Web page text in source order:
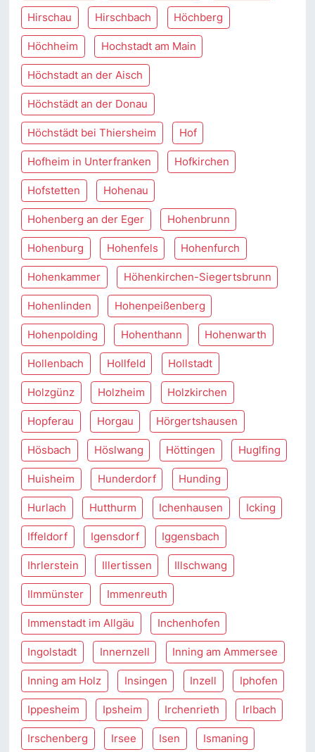
Hirschau Hirschbach Höchberg
Höchheim Hochstadt am Main
Höchstadt an der Aisch
Höchstädt an der Donau
Höchstädt bei Thiersheim Hof
Hofheim in Unterfranken Hofkirchen
Hofstetten Hohenau
Hohenberg an der Eger Hohenbrunn
Hohenburg Hohenfels Hohenfurch
Hohenkammer Höhenkirchen-Siegertsbrunn
Hohenlinden Hohenpeißenberg
Hohenpolding Hohenthann Hohenwarth
Hollenbach Hollfeld Hollstadt
Holzgünz Holzheim Holzkirchen
Hopferau Horgau Hörgertshausen
Hösbach Höslwang Höttingen Huglfing
Huisheim Hunderdorf Hunding
Hurlach Hutthurm Ichenhausen Icking
Iffeldorf Igensdorf Iggensbach
Ihrlerstein Illertissen Illschwang
Ilmmünster Immenreuth
Immenstadt im Allgäu Inchenhofen
Ingolstadt Innernzell Inning am Ammersee
Inning am Holz Insingen Inzell Iphofen
Ippesheim Ipsheim Irchenrieth Irlbach
Irschenberg Irsee Isen Ismaning